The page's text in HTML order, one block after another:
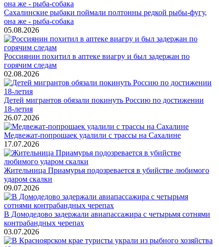
Сахалинские рыбаки поймали полтонны редкой рыбы-фугу,
она же - рыба-собака
05.08.2026
Россиянин похитил в аптеке виагру и был задержан по
горячим следам
02.08.2026
Детей мигрантов обязали покинуть Россию по достижении
18-летия
26.07.2026
Медвежат-попрошаек удалили с трассы на Сахалине
17.07.2026
Жительница Приамурья подозревается в убийстве любимого
ударом скалки
09.07.2026
В Домодедово задержали авиапассажира с четырьмя сотнями
контрабандных черепах
03.07.2026